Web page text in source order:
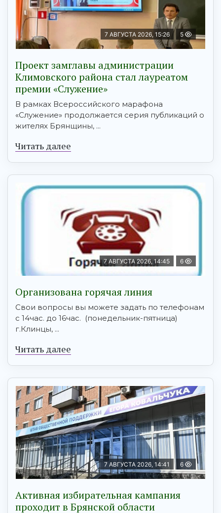
7 АВГУСТА 2026, 15:26 5
Проект замглавы администрации
Климовского района стал лауреатом
премии «Служение»
В рамках Всероссийского марафона
«Служение» продолжается серия публикаций о
жителях Брянщины, ...
Читать далее
7 АВГУСТА 2026, 14:45 6
Организована горячая линия
Свои вопросы вы можете задать по телефонам
с 14час. до 16час. (понедельник-пятница)
г.Клинцы, ...
Читать далее
7 АВГУСТА 2026, 14:41 6
Активная избирательная кампания
проходит в Брянской области